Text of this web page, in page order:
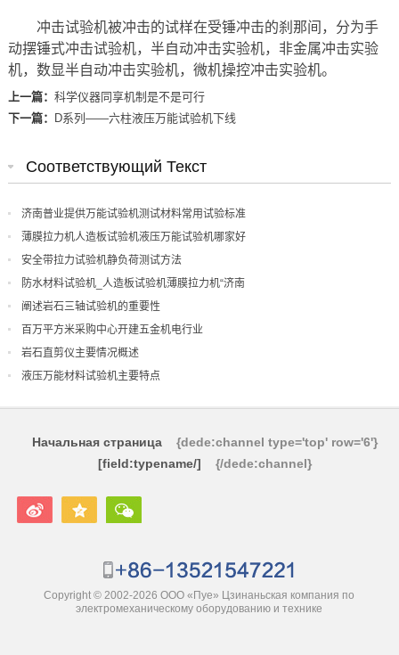
冲击试验机被冲击的试样在受锤冲击的刹那间，分为手
动摆锤式冲击试验机，半自动冲击实验机，非金属冲击实验
机，数显半自动冲击实验机，微机操控冲击实验机。
上一篇： 科学仪器同享机制是不是可行
下一篇：
D系列——六柱液压万能试验机下线
Соответствующий Текст
济南普业提供万能试验机测试材料常用试验标准
薄膜拉力机人造板试验机液压万能试验机哪家好
安全带拉力试验机静负荷测试方法
防水材料试验机_人造板试验机薄膜拉力机“济南
阐述岩石三轴试验机的重要性
百万平方米采购中心开建五金机电行业
岩石直剪仪主要情况概述
液压万能材料试验机主要特点
Начальная страница
{dede:channel type='top' row='6'}
[field:typename/]
{/dede:channel}
Copyright © 2002-2026 ООО «Пуе» Цзинаньская компания по
электромеханическому оборудованию и технике